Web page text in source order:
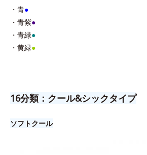
・青●
・青紫●
・青緑●
・黄緑●
16分類：クール&シックタイプ
ソフトクール